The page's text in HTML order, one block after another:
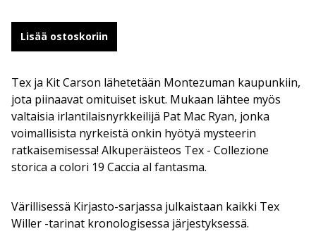
Lisää ostoskoriin
Tex ja Kit Carson lähetetään Montezuman kaupunkiin,
jota piinaavat omituiset iskut. Mukaan lähtee myös
valtaisia irlantilaisnyrkkeilijä Pat Mac Ryan, jonka
voimallisista nyrkeistä onkin hyötyä mysteerin
ratkaisemisessa! Alkuperäisteos Tex - Collezione
storica a colori 19 Caccia al fantasma.
Värillisessä Kirjasto-sarjassa julkaistaan kaikki Tex
Willer -tarinat kronologisessa järjestyksessä.